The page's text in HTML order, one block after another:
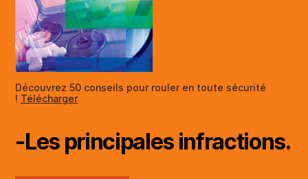
Découvrez 50 conseils pour rouler en toute sécurité
! Télécharger
-Les principales infractions.